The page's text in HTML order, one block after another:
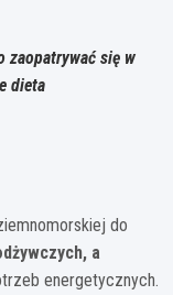
zaopatrywać się w
dieta
do
a
energetycznych.